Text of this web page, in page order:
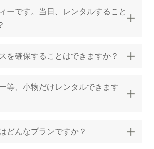
ーです。当日、レンタルすること
を確保することはできますか？
等、小物だけレンタルできます
どんなプランですか？